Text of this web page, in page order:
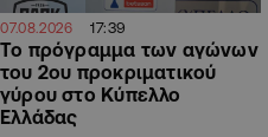
07.08.2026 17:39
Το πρόγραμμα των αγώνων
του 2ου προκριματικού
γύρου στο Κύπελλο
Ελλάδας